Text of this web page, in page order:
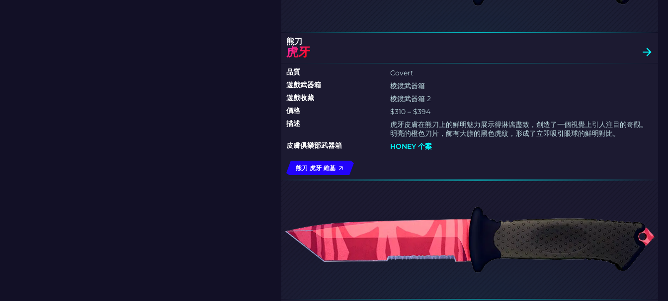
熊刀
虎牙
品質
Covert
遊戲武器箱
棱鏡武器箱
遊戲收藏
棱鏡武器箱 2
價格
$310 – $394
描述
虎牙皮膚在熊刀上的鮮明魅力展示得淋漓盡致，創造了一個視覺上引人注目的奇觀。
明亮的橙色刀片，飾有大膽的黑色虎紋，形成了立即吸引眼球的鮮明對比。
皮膚俱樂部武器箱
HONEY 个案
熊刀 虎牙 維基